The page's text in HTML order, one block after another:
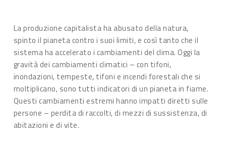
La produzione capitalista ha abusato della natura,
spinto il pianeta contro i suoi limiti, e così tanto che il
sistema ha accelerato i cambiamenti del clima. Oggi la
gravità dei cambiamenti climatici – con tifoni,
inondazioni, tempeste, tifoni e incendi forestali che si
moltiplicano, sono tutti indicatori di un pianeta in fiame.
Questi cambiamenti estremi hanno impatti diretti sulle
persone – perdita di raccolti, di mezzi di sussistenza, di
abitazioni e di vite.